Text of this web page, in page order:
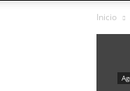
Inicio